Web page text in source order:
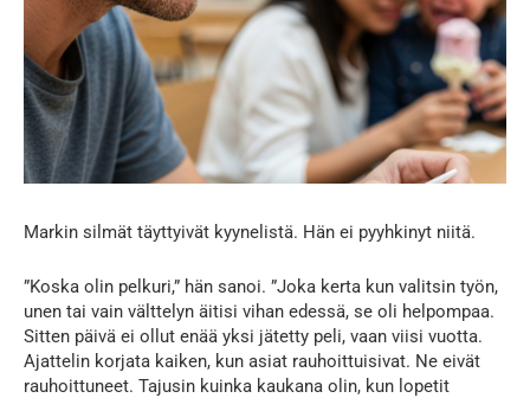
Markin silmät täyttyivät kyynelistä. Hän ei pyyhkinyt niitä.
”Koska olin pelkuri,” hän sanoi. ”Joka kerta kun valitsin työn,
unen tai vain välttelyn äitisi vihan edessä, se oli helpompaa.
Sitten päivä ei ollut enää yksi jätetty peli, vaan viisi vuotta.
Ajattelin korjata kaiken, kun asiat rauhoittuisivat. Ne eivät
rauhoittuneet. Tajusin kuinka kaukana olin, kun lopetit